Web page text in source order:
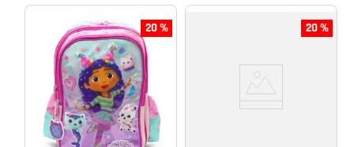
20 % 20 %